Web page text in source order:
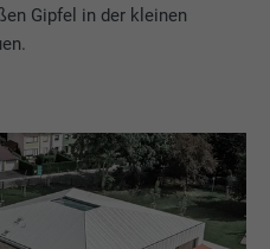
Gipfel in der kleinen